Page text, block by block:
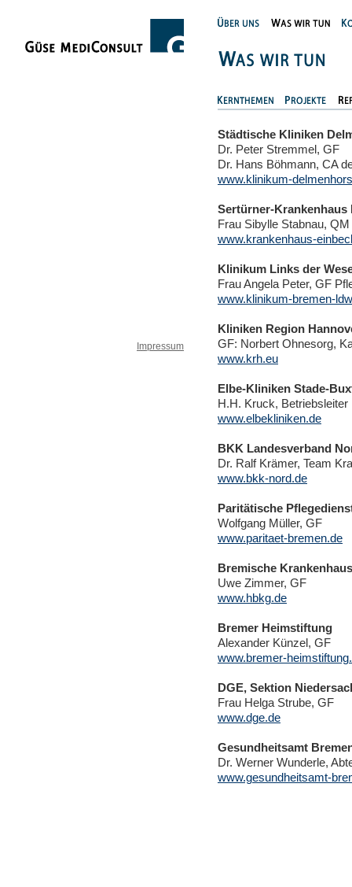
Impressum
Städtische Kliniken
Dr. Peter Stremmel, GF
Dr. Hans Böhmann, CA
www.klinikum-
Sertürner-Krankenhaus
Frau Sibylle Stabnau, QM
www.krankenhaus-
Klinikum Links der
Frau Angela Peter, GF
www.klinikum-bremen-
Kliniken Region
GF: Norbert Ohnesorg,
www.krh.eu
Elbe-Kliniken Stade-
H.H. Kruck, Betriebsleiter
www.elbekliniken.de
BKK Landesverband
Dr. Ralf Krämer, Team
www.bkk-nord.de
Paritätische
Wolfgang Müller, GF
www.paritaet-bremen.de
Bremische
Uwe Zimmer, GF
www.hbkg.de
Bremer Heimstiftung
Alexander Künzel, GF
www.bremer-
DGE, Sektion
Frau Helga Strube, GF
www.dge.de
Gesundheitsamt
Dr. Werner Wunderle,
www.gesundheitsamt-